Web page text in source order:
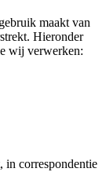
maakt van
Hieronder
wij verwerken:
in correspondentie